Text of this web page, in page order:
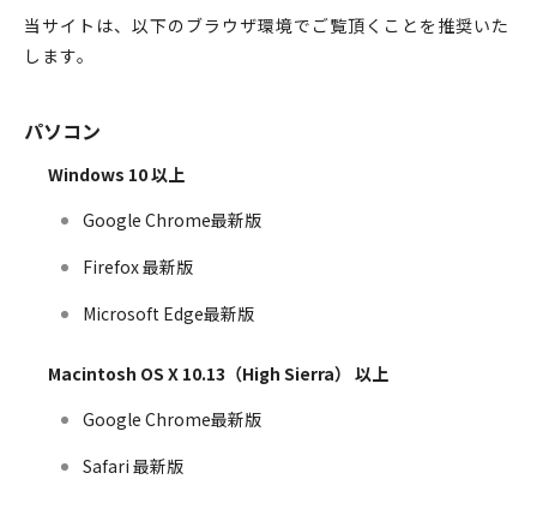
当サイトは、以下のブラウザ環境でご覧頂くことを推奨いた
します。
パソコン
Windows 10 以上
Google Chrome最新版
Firefox 最新版
Microsoft Edge最新版
Macintosh OS X 10.13（High Sierra） 以上
Google Chrome最新版
Safari 最新版